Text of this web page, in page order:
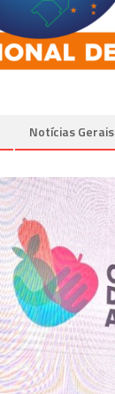
Notí­cias Gerais